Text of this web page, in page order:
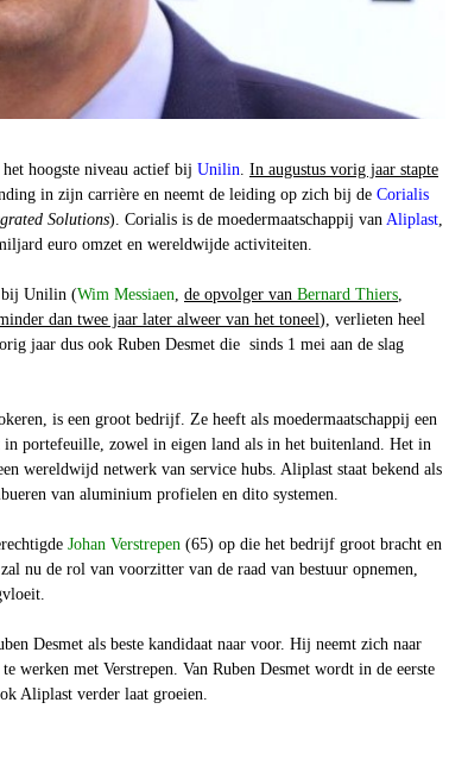
hoogste niveau actief bij Unilin. In augustus vorig jaar stapte
in zijn carrière en neemt de leiding op zich bij de Corialis
Solutions). Corialis is de moedermaatschappij van Aliplast,
euro omzet en wereldwijde activiteiten.
bij Unilin (Wim Messiaen, de opvolger van Bernard Thiers,
dan twee jaar later alweer van het toneel), verlieten heel
jaar dus ook Ruben Desmet die sinds 1 mei aan de slag
is een groot bedrijf. Ze heeft als moedermaatschappij een
portefeuille, zowel in eigen land als in het buitenland. Het in
wereldwijd netwerk van service hubs. Aliplast staat bekend als
van aluminium profielen en dito systemen.
Johan Verstrepen (65) op die het bedrijf groot bracht en
nu de rol van voorzitter van de raad van bestuur opnemen,
Desmet als beste kandidaat naar voor. Hij neemt zich naar
werken met Verstrepen. Van Ruben Desmet wordt in de eerste
Aliplast verder laat groeien.